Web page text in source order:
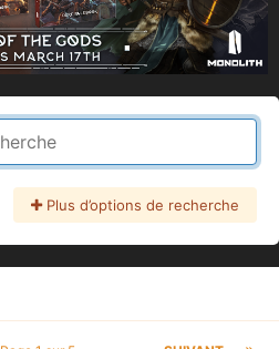
Plus d’options de recherche